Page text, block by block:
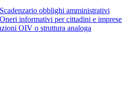
Scadenzario obblighi amministrativi
Oneri informativi per cittadini e imprese
OIV o struttura analoga